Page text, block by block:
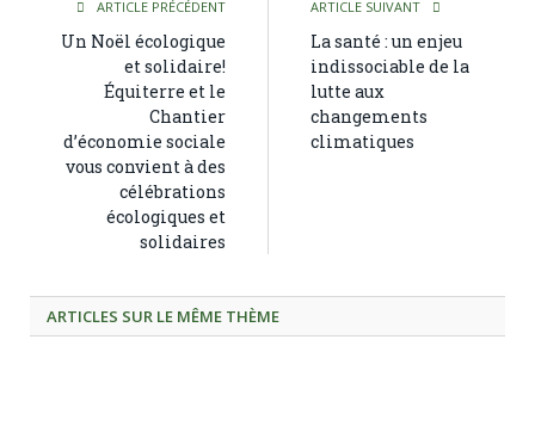
ARTICLE PRÉCÉDENT
Un Noël écologique
et solidaire!
Équiterre et le
Chantier
d’économie sociale
vous convient à des
célébrations
écologiques et
solidaires
ARTICLE SUIVANT
La santé : un enjeu
indissociable de la
lutte aux
changements
climatiques
ARTICLES SUR LE MÊME THÈME